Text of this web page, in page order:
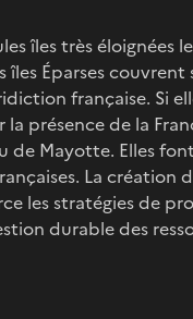
îles très éloignées
îles Éparses
française. Si
présence de la
de Mayotte. Elles
La création
les stratégies de
durable des